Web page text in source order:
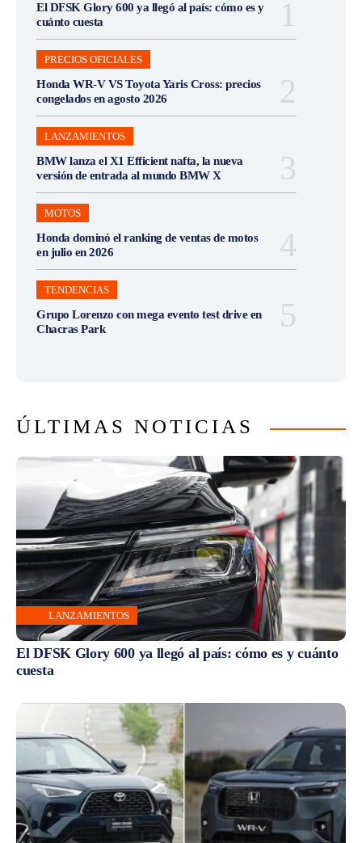
El DFSK Glory 600 ya llegó al país: cómo es y
cuánto cuesta
PRECIOS OFICIALES
Honda WR-V VS Toyota Yaris Cross: precios
congelados en agosto 2026
LANZAMIENTOS
BMW lanza el X1 Efficient nafta, la nueva
versión de entrada al mundo BMW X
MOTOS
Honda dominó el ranking de ventas de motos
en julio en 2026
TENDENCIAS
Grupo Lorenzo con mega evento test drive en
Chacras Park
ÚLTIMAS NOTICIAS
LANZAMIENTOS
El DFSK Glory 600 ya llegó al país: cómo es y cuánto
cuesta